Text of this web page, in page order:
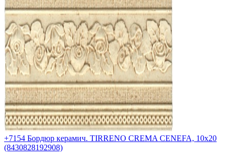
+7154 Бордюр керамич. TIRRENO CREMA CENEFA, 10x20
(8430828192908)